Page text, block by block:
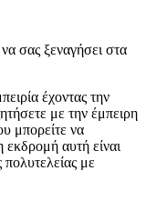
σας ξεναγήσει στα
έχοντας την
με την έμπειρη
μπορείτε να
εκδρομή αυτή είναι
με